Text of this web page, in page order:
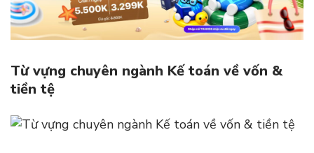
Từ vựng chuyên ngành Kế toán về vốn &
tiền tệ